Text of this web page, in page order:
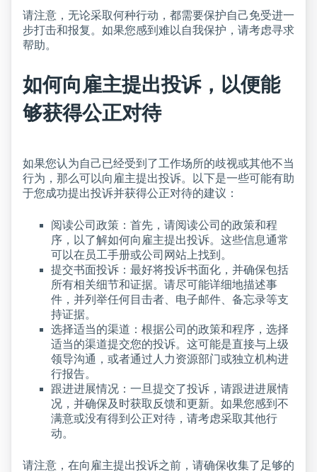
请注意，无论采取何种行动，都需要保护自己免受进一
步打击和报复。如果您感到难以自我保护，请考虑寻求
帮助。
如何向雇主提出投诉，以便能
够获得公正对待
如果您认为自己已经受到了工作场所的歧视或其他不当
行为，那么可以向雇主提出投诉。以下是一些可能有助
于您成功提出投诉并获得公正对待的建议：
阅读公司政策：首先，请阅读公司的政策和程
序，以了解如何向雇主提出投诉。这些信息通常
可以在员工手册或公司网站上找到。
提交书面投诉：最好将投诉书面化，并确保包括
所有相关细节和证据。请尽可能详细地描述事
件，并列举任何目击者、电子邮件、备忘录等支
持证据。
选择适当的渠道：根据公司的政策和程序，选择
适当的渠道提交您的投诉。这可能是直接与上级
领导沟通，或者通过人力资源部门或独立机构进
行报告。
跟进进展情况：一旦提交了投诉，请跟进进展情
况，并确保及时获取反馈和更新。如果您感到不
满意或没有得到公正对待，请考虑采取其他行
动。
请注意，在向雇主提出投诉之前，请确保收集了足够的